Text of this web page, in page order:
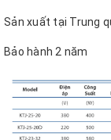
Sản xuất tại Trung
Bảo hành 2 năm